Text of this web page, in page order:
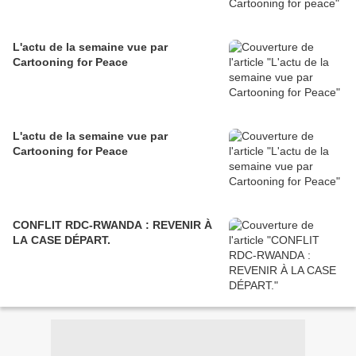
L'actu de la semaine vue par
Cartooning for Peace
L'actu de la semaine vue par
Cartooning for Peace
CONFLIT RDC-RWANDA : REVENIR À
LA CASE DÉPART.